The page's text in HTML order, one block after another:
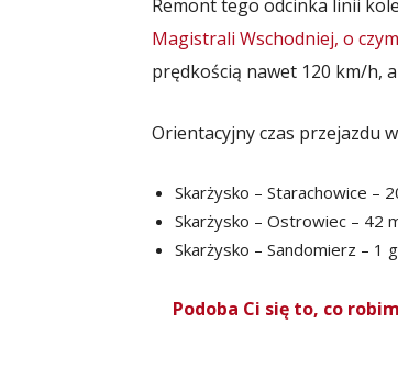
Remont tego odcinka linii
Magistrali Wschodniej, o
prędkością nawet 120 km/h,
Orientacyjny czas przejazdu
Skarżysko – Starachowice –
Skarżysko – Ostrowiec – 42
Skarżysko – Sandomierz – 1
Podoba Ci się to, co